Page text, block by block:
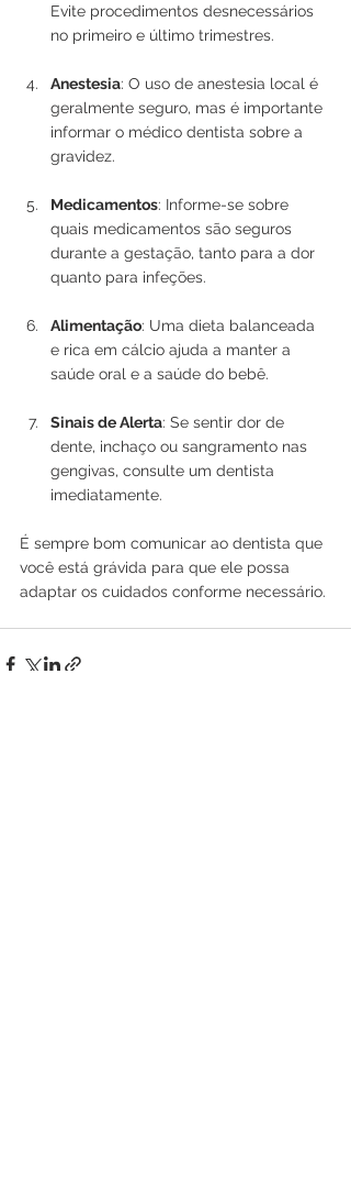
Evite procedimentos desnecessários
no primeiro e último trimestres.
Anestesia: O uso de anestesia local é
geralmente seguro, mas é importante
informar o médico dentista sobre a
gravidez.
Medicamentos: Informe-se sobre
quais medicamentos são seguros
durante a gestação, tanto para a dor
quanto para infeções.
Alimentação: Uma dieta balanceada
e rica em cálcio ajuda a manter a
saúde oral e a saúde do bebê.
Sinais de Alerta: Se sentir dor de
dente, inchaço ou sangramento nas
gengivas, consulte um dentista
imediatamente.
É sempre bom comunicar ao dentista que
você está grávida para que ele possa
adaptar os cuidados conforme necessário.